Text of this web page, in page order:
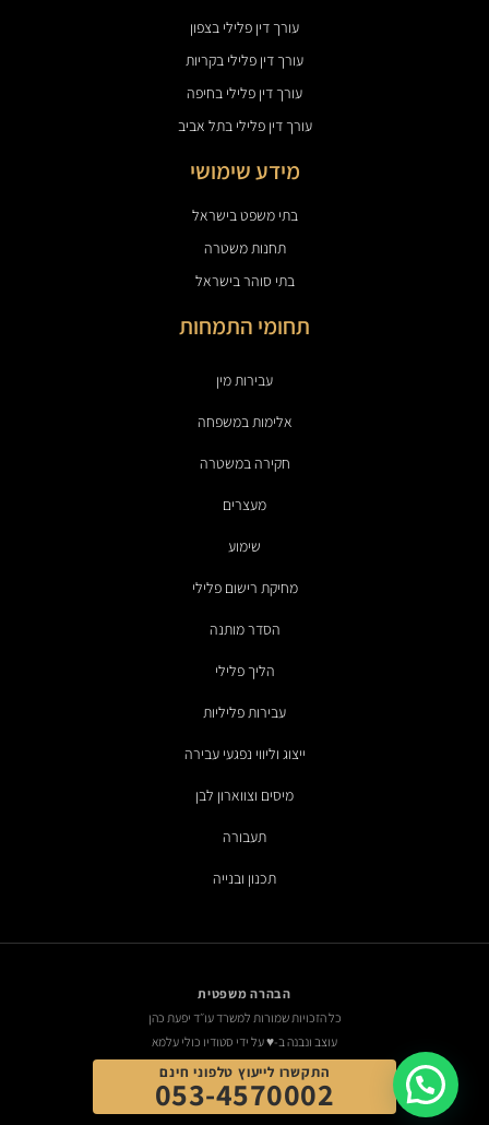
עורך דין פלילי בצפון
עורך דין פלילי בקריות
עורך דין פלילי בחיפה
עורך דין פלילי בתל אביב
מידע שימושי
בתי משפט בישראל
תחנות משטרה
בתי סוהר בישראל
תחומי התמחות
עבירות מין
אלימות במשפחה
חקירה במשטרה
מעצרים
שימוע
מחיקת רישום פלילי
הסדר מותנה
הליך פלילי
עבירות פליליות
ייצוג וליווי נפגעי עבירה
מיסים וצווארון לבן
תעבורה
תכנון ובנייה
הבהרה משפטית
כל הזכויות שמורות למשרד עו״ד יפעת כהן
עוצב ונבנה ב-♥ על ידי סטודיו כולי עלמא
התקשרו לייעוץ טלפוני חינם
053-4570002